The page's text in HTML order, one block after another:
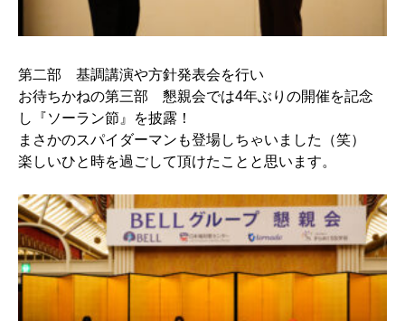
第二部 基調講演や方針発表会を行い
お待ちかねの第三部 懇親会では4年ぶりの開催を記念
し『ソーラン節』を披露！
まさかのスパイダーマンも登場しちゃいました（笑）
楽しいひと時を過ごして頂けたことと思います。